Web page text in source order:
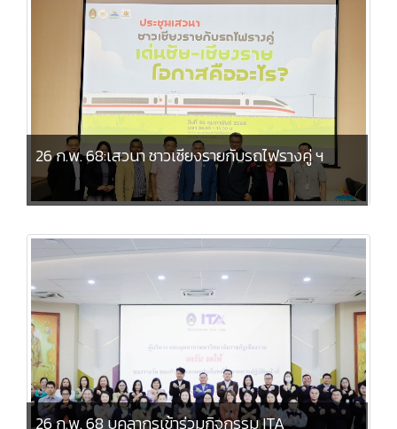
26 ก.พ. 68:เสวนา ชาวเชียงรายกับรถไฟรางคู่ ฯ
26 ก.พ. 68 บุคลากรเข้าร่วมกิจกรรม ITA